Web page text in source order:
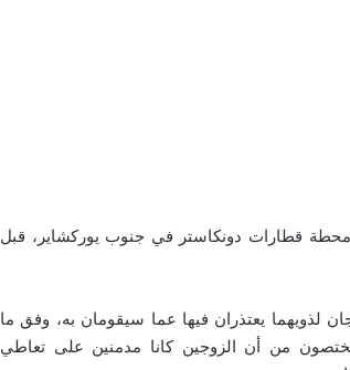
محطة قطارات دونكاستر في جنوب يوركشاير، قبل
لذويهما يعتذران فيها عما سيقومان به، وفق ما
تأكد المختصون من أن الزوجين كانا مدمنين على تعاطي